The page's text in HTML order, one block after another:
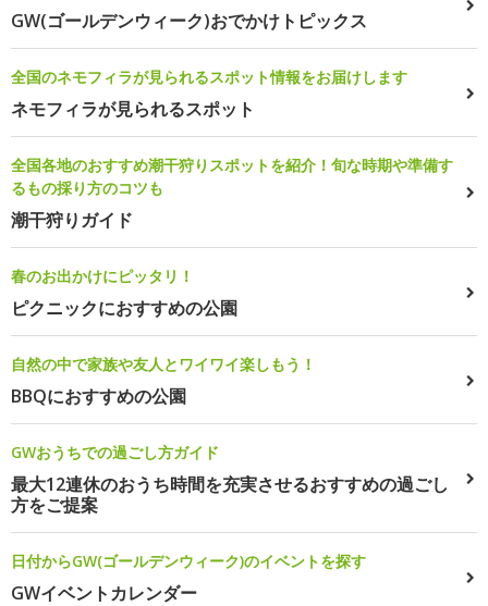
GW(ゴールデンウィーク)おでかけトピックス
全国のネモフィラが見られるスポット情報をお届けします
ネモフィラが見られるスポット
全国各地のおすすめ潮干狩りスポットを紹介！旬な時期や準備す
るもの採り方のコツも
潮干狩りガイド
春のお出かけにピッタリ！
ピクニックにおすすめの公園
自然の中で家族や友人とワイワイ楽しもう！
BBQにおすすめの公園
GWおうちでの過ごし方ガイド
最大12連休のおうち時間を充実させるおすすめの過ごし
方をご提案
日付からGW(ゴールデンウィーク)のイベントを探す
GWイベントカレンダー